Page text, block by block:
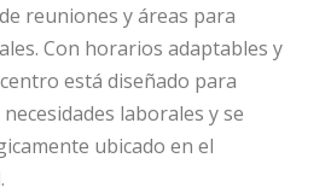
reuniones y áreas para
Con horarios adaptables y
está diseñado para
laborales y se
ubicado en el